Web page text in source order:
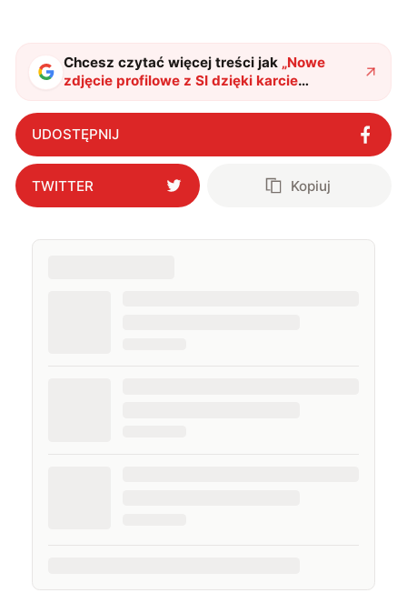
Chcesz czytać więcej treści jak „Nowe
zdjęcie profilowe z SI dzięki karcie
Gainward. Producent pokazuje, jak szybko
je wykonać"?
UDOSTĘPNIJ
TWITTER Kopiuj